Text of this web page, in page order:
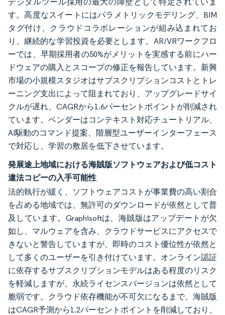
す。高度なスイートにはパラメトリックモデリング、BIM
タグ付け、クラウドコラボレーションが組み込まれてお
り、継続的な学習投資を必要とします。AR/VRワークフロ
ーでは、早期採用者の50%がメリットを実感する前にハー
ドウェアの購入とスコープの修正を報告しています。新興
市場の小規模スタジオはサブスクリプションコストとトレ
ーニング支出によって阻まれており、アップグレードサイ
クルが遅れ、CAGRから1.6パーセントポイントが削減され
ています。ベンダーはコンテキスト対応チュートリアル、
AI駆動のコマンド提案、階層型ユーザーインターフェース
で対応し、学習の敷居を低下させています。
発展途上地域における海賊版ソフトウェアおよび低コスト
違法コピーの入手可能性
法的執行が緩く、ソフトウェアコストが事業費の高い割合
を占める地域では、無許可のダウンロードが依然として普
及しています。Graphisoftは、海賊版はアップデートが欠
如し、マルウェアを含み、クラウドサービスにアクセスで
きないと警告していますが、即時のコスト優位性が依然と
して多くのユーザーを引き付けています。オンライン認証
に依存するサブスクリプションモデルはある程度のリスク
を軽減しますが、永続ライセンスバージョンは依然として
脆弱です。クラウド依存機能が不可欠になるまで、海賊版
はCAGR予測から1.2パーセントポイントを削減しており、